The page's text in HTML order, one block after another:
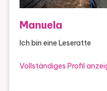
Manuela
Ich bin eine Leseratte
Vollständiges Profil